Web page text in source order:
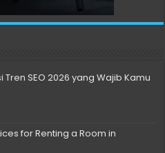
Tren SEO 2026 yang Wajib Kamu
for Renting a Room in